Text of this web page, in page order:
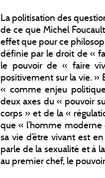
La politisation des
de ce que Michel
effet que pour ce
définie par le droit de «
le pouvoir de « faire
positivement sur la vie. »
« comme enjeu politique
deux axes du « pouvoir
corps » et de la «
que « l’homme
sa vie d’être vivant est
parle de la sexualité et à
au premier chef, le